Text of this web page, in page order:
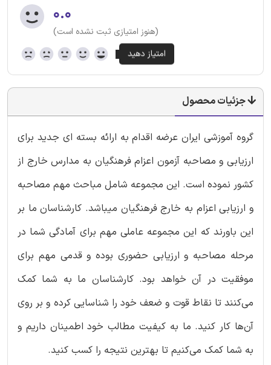
۰.۰
(هنوز امتیازی ثبت نشده است)
جزئیات محصول
گروه آموزشی ایران عرضه اقدام به ارائه بسته ای جدید برای
ارزیابی و مصاحبه آزمون اعزام فرهنگیان به مدارس خارج از
کشور نموده است. این مجموعه شامل مباحث مهم مصاحبه
و ارزیابی اعزام به خارج فرهنگیان میباشد. کارشناسان ما بر
این باورند که این مجموعه عاملی مهم برای آمادگی شما در
مرحله مصاحبه و ارزیابی حضوری بوده و قدمی مهم برای
موفقیت در آن خواهد بود. کارشناسان ما به شما کمک
می‌کنند تا نقاط قوت و ضعف خود را شناسایی کرده و بر روی
آن‌ها کار کنید. ما به کیفیت مطالب خود اطمینان داریم و
به شما کمک می‌کنیم تا بهترین نتیجه را کسب کنید.